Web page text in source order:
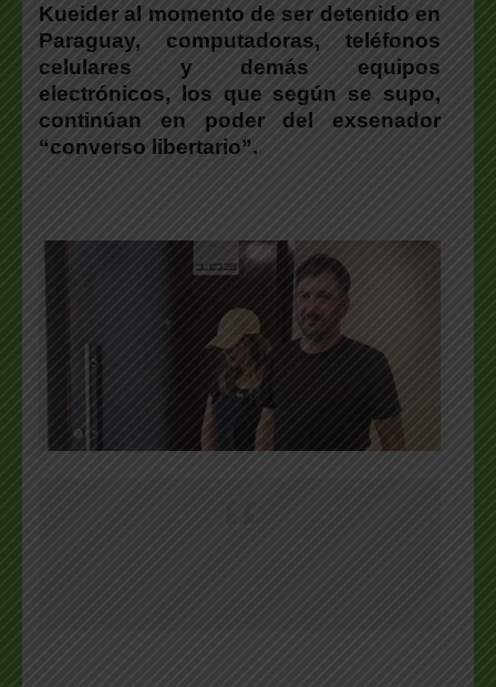
Kueider al momento de ser detenido en
Paraguay, computadoras, teléfonos
celulares y demás equipos
electrónicos, los que según se supo,
continúan en poder del exsenador
“converso libertario”.